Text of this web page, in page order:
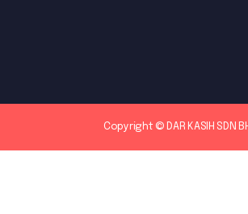
Copyright © DAR KASIH SDN